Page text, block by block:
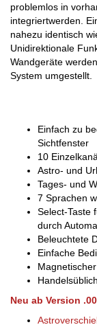
problemlos in
integriertwerden.
nahezu identisch
Unidirektionale
Wandgeräte
System umgestellt.
Einfach zu
Sichtfenster
10
Astro- und
Tages- und
7 Sprachen
Select-Taste
durch
Beleuchtete
Einfache
Neu ab Version